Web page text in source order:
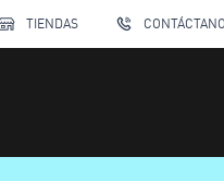
TIENDAS